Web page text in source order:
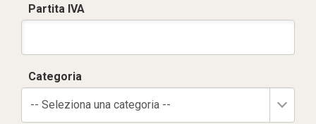
Partita IVA
Categoria
-- Seleziona una categoria --